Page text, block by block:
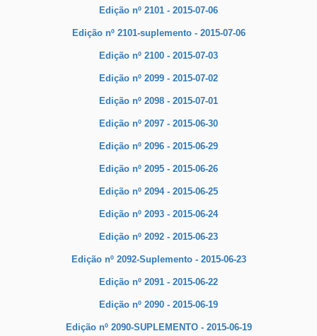
Edição nº 2101 - 2015-07-06
Edição nº 2101-suplemento - 2015-07-06
Edição nº 2100 - 2015-07-03
Edição nº 2099 - 2015-07-02
Edição nº 2098 - 2015-07-01
Edição nº 2097 - 2015-06-30
Edição nº 2096 - 2015-06-29
Edição nº 2095 - 2015-06-26
Edição nº 2094 - 2015-06-25
Edição nº 2093 - 2015-06-24
Edição nº 2092 - 2015-06-23
Edição nº 2092-Suplemento - 2015-06-23
Edição nº 2091 - 2015-06-22
Edição nº 2090 - 2015-06-19
Edição nº 2090-SUPLEMENTO - 2015-06-19